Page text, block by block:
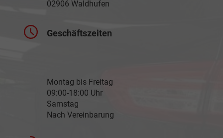
02906 Waldhufen
Geschäftszeiten
Montag bis Freitag
09:00-18:00 Uhr
Samstag
Nach Vereinbarung